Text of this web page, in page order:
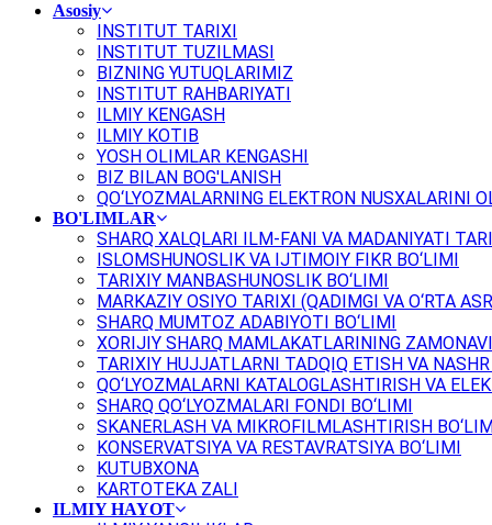
Asosiy
INSTITUT TARIXI
INSTITUT TUZILMASI
BIZNING YUTUQLARIMIZ
INSTITUT RAHBARIYATI
ILMIY KENGASH
ILMIY KOTIB
YOSH OLIMLAR KENGASHI
BIZ BILAN BOG'LANISH
QO‘LYOZMALARNING ELEKTRON NUSXALARINI
BO'LIMLAR
SHARQ XALQLARI ILM-FANI VA MADANIYATI
ISLOMSHUNOSLIK VA IJTIMOIY FIKR BO‘LIMI
TARIXIY MANBASHUNOSLIK BO‘LIMI
MARKAZIY OSIYO TARIXI (QADIMGI VA O‘RTA
SHARQ MUMTOZ ADABIYOTI BO‘LIMI
XORIJIY SHARQ MAMLAKATLARINING
TARIXIY HUJJATLARNI TADQIQ ETISH VA
QO‘LYOZMALARNI KATALOGLASHTIRISH VA
SHARQ QO‘LYOZMALARI FONDI BO‘LIMI
SKANERLASH VA MIKROFILMLASHTIRISH
KONSERVATSIYA VA RESTAVRATSIYA BO‘LIMI
KUTUBXONA
KARTOTEKA ZALI
ILMIY HAYOT